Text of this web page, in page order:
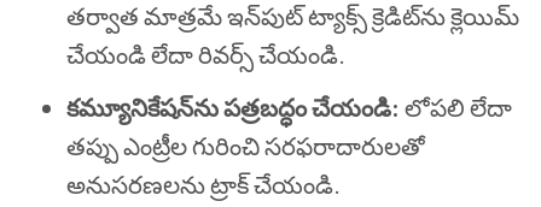
తర్వాత మాత్రమే ఇన్‌పుట్ ట్యాక్స్ క్రెడిట్‌ను క్లెయిమ్
చేయండి లేదా రివర్స్ చేయండి.
కమ్యూనికేషన్‌ను పత్రబద్ధం చేయండి: లోపలి లేదా
తప్పు ఎంట్రీల గురించి సరఫరాదారులతో
అనుసరణలను ట్రాక్ చేయండి.